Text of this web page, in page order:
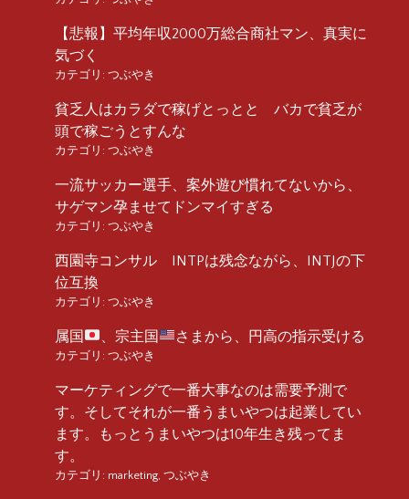
【悲報】平均年収2000万総合商社マン、真実に
気づく
カテゴリ: つぶやき
貧乏人はカラダで稼げとっとと バカで貧乏が
頭で稼ごうとすんな
カテゴリ: つぶやき
一流サッカー選手、案外遊び慣れてないから、
サゲマン孕ませてドンマイすぎる
カテゴリ: つぶやき
西園寺コンサル INTPは残念ながら、INTJの下
位互換
カテゴリ: つぶやき
属国 、宗主国 さまから、円高の指示受ける
カテゴリ: つぶやき
マーケティングで一番大事なのは需要予測で
す。そしてそれが一番うまいやつは起業してい
ます。もっとうまいやつは10年生き残ってま
す。
カテゴリ: marketing つぶやき